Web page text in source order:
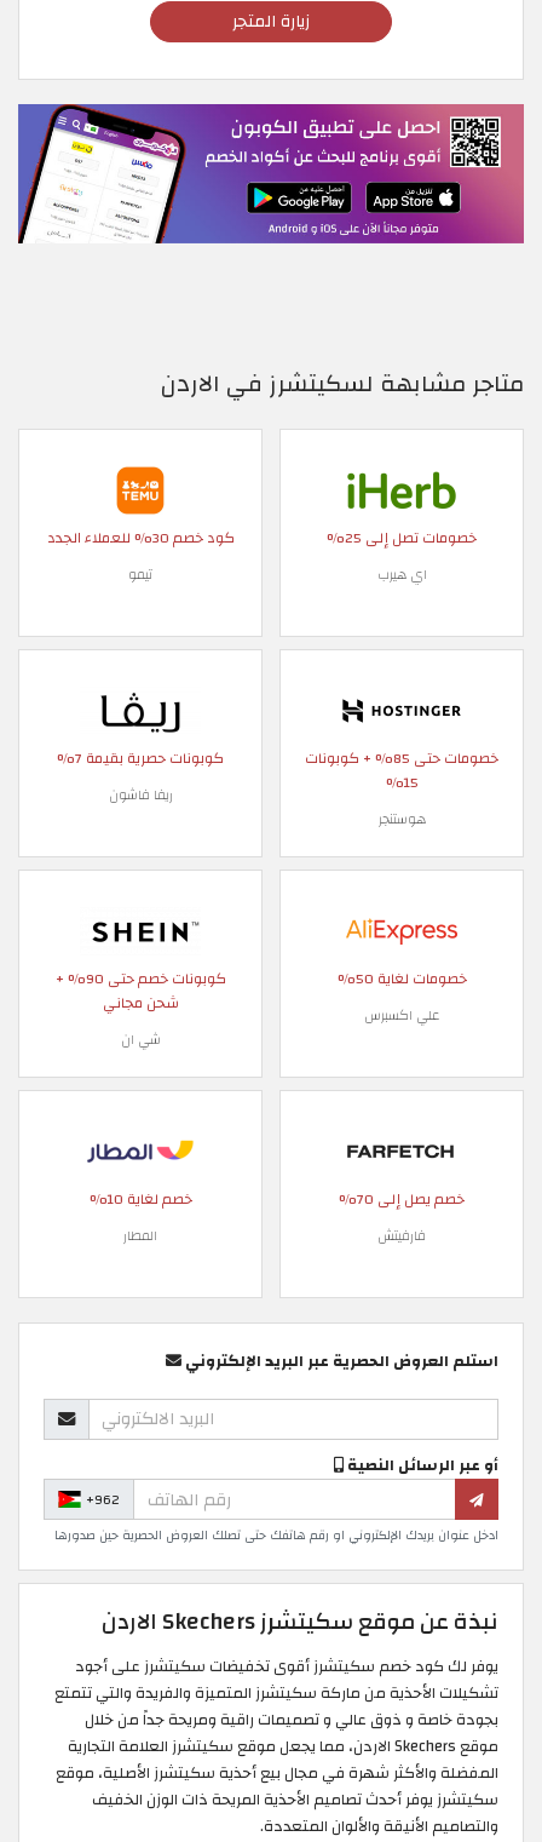
زيارة المتجر
متاجر مشابهة لسكيتشرز في الاردن
خصومات تصل إلى 25%
اي هيرب
كود خصم 30% للعملاء الجدد
تيمو
خصومات حتى 85% + كوبونات
15%
هوستنجر
كوبونات حصرية بقيمة 7%
ريفا فاشون
خصومات لغاية 50%
علي اكسبرس
كوبونات خصم حتى 90% +
شحن مجاني
شي ان
خصم يصل إلى 70%
فارفيتش
خصم لغاية 10%
المطار
استلم العروض الحصرية عبر البريد الإلكتروني
أو عبر الرسائل النصية
+962
ادخل عنوان بريدك الإلكتروني او رقم هاتفك حتى تصلك العروض الحصرية حين صدورها
نبذة عن موقع سكيتشرز Skechers الاردن
يوفر لك كود خصم سكيتشرز أقوى تخفيضات سكيتشرز على أجود
تشكيلات الأحذية من ماركة سكيتشرز المتميزة والفريدة والتي تتمتع
بجودة خاصة و ذوق عالي و تصميمات راقية ومريحة جداً من خلال
موقع Skechers الاردن، مما يجعل موقع سكيتشرز العلامة التجارية
المفضلة والأكثر شهرة في مجال بيع أحذية سكيتشرز الأصلية، موقع
سكيتشرز يوفر أحدث تصاميم الأحذية المريحة ذات الوزن الخفيف
والتصاميم الأنيقة والألوان المتعددة.